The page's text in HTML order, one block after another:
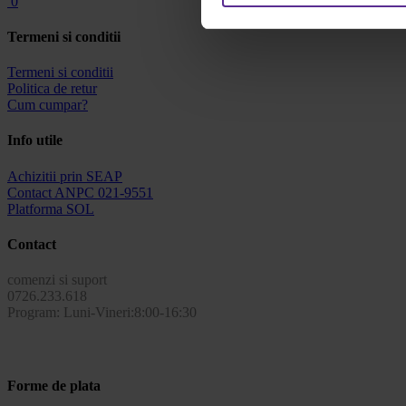
Termeni si conditii
Termeni si conditii
Politica de retur
Cum cumpar?
Info utile
Achizitii prin SEAP
Contact ANPC 021-9551
Platforma SOL
Contact
comenzi si suport
0726.233.618
Program: Luni-Vineri:8:00-16:30
Forme de plata